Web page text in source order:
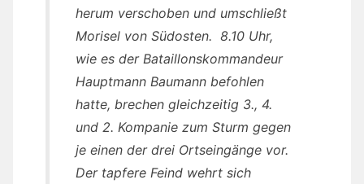
herum verschoben und umschließt
Morisel von Südosten. 8.10 Uhr,
wie es der Bataillonskommandeur
Hauptmann Baumann befohlen
hatte, brechen gleichzeitig 3., 4.
und 2. Kompanie zum Sturm gegen
je einen der drei Ortseingänge vor.
Der tapfere Feind wehrt sich